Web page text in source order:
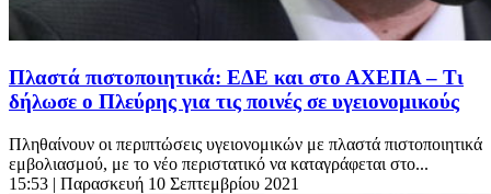
Πλαστά πιστοποιητικά: ΕΔΕ και στο ΑΧΕΠΑ – Τι
δήλωσε ο Πλεύρης για τις ποινές σε υγειονομικούς
Πληθαίνουν οι περιπτώσεις υγειονομικών με πλαστά πιστοποιητικά
εμβολιασμού, με το νέο περιστατικό να καταγράφεται στο...
15:53 | Παρασκευή 10 Σεπτεμβρίου 2021